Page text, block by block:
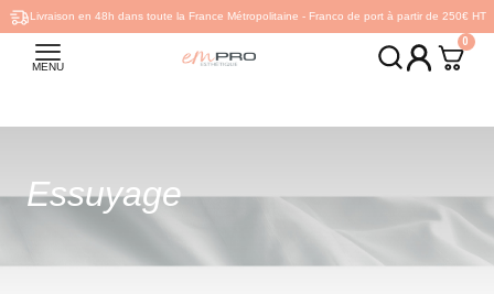
Livraison en 48h dans toute la France Métropolitaine - Franco de port à partir de 250€ HT
MENU
Essuyage